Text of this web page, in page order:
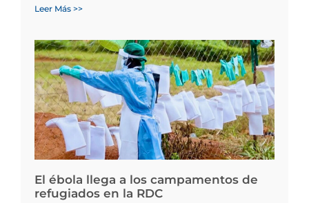
Leer Más >>
El ébola llega a los campamentos de
refugiados en la RDC